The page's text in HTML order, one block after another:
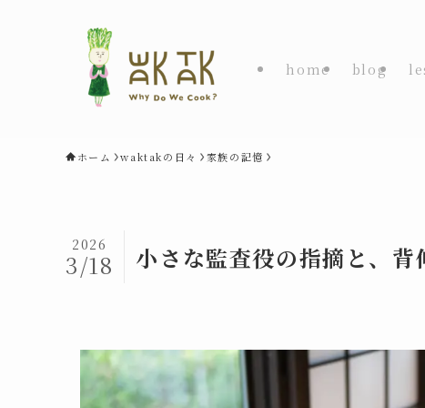
home blog
ホーム waktakの日々 家族の記憶
小さな監査役の指摘と、
2026
3/18